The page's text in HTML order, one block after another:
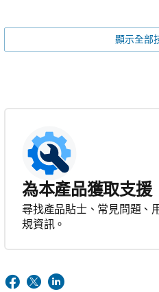
顯示全部
為本產品獲取支援
尋找產品貼士、常見問題、
規資訊。